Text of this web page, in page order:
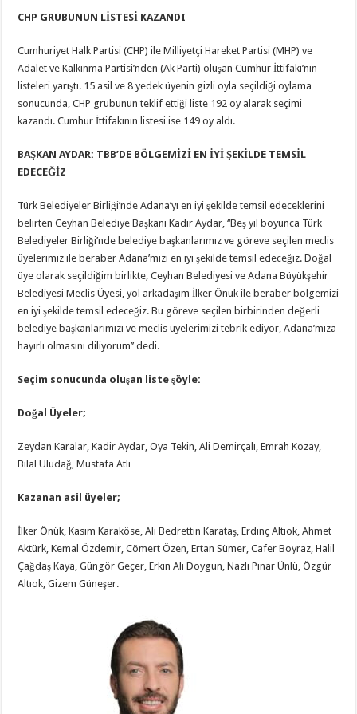
CHP GRUBUNUN LİSTESİ KAZANDI
Cumhuriyet Halk Partisi (CHP) ile Milliyetçi Hareket Partisi (MHP) ve
Adalet ve Kalkınma Partisi’nden (Ak Parti) oluşan Cumhur İttifakı’nın
listeleri yarıştı. 15 asil ve 8 yedek üyenin gizli oyla seçildiği oylama
sonucunda, CHP grubunun teklif ettiği liste 192 oy alarak seçimi
kazandı. Cumhur İttifakının listesi ise 149 oy aldı.
BAŞKAN AYDAR: TBB’DE BÖLGEMİZİ EN İYİ ŞEKİLDE TEMSİL
EDECEĞİZ
Türk Belediyeler Birliği’nde Adana’yı en iyi şekilde temsil edeceklerini
belirten Ceyhan Belediye Başkanı Kadir Aydar, ‘‘Beş yıl boyunca Türk
Belediyeler Birliği’nde belediye başkanlarımız ve göreve seçilen meclis
üyelerimiz ile beraber Adana’mızı en iyi şekilde temsil edeceğiz. Doğal
üye olarak seçildiğim birlikte, Ceyhan Belediyesi ve Adana Büyükşehir
Belediyesi Meclis Üyesi, yol arkadaşım İlker Önük ile beraber bölgemizi
en iyi şekilde temsil edeceğiz. Bu göreve seçilen birbirinden değerli
belediye başkanlarımızı ve meclis üyelerimizi tebrik ediyor, Adana’mıza
hayırlı olmasını diliyorum’’ dedi.
Seçim sonucunda oluşan liste şöyle:
Doğal Üyeler;
Zeydan Karalar, Kadir Aydar, Oya Tekin, Ali Demirçalı, Emrah Kozay,
Bilal Uludağ, Mustafa Atlı
Kazanan asil üyeler;
İlker Önük, Kasım Karaköse, Ali Bedrettin Karataş, Erdinç Altıok, Ahmet
Aktürk, Kemal Özdemir, Cömert Özen, Ertan Sümer, Cafer Boyraz, Halil
Çağdaş Kaya, Güngör Geçer, Erkin Ali Doygun, Nazlı Pınar Ünlü, Özgür
Altıok, Gizem Güneşer.